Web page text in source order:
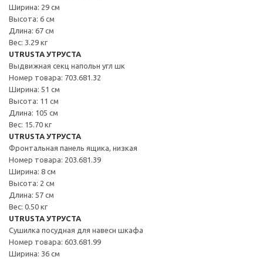
Ширина: 29 см
Высота: 6 см
Длина: 67 см
Вес: 3.29 кг
UTRUSTA УТРУСТА
Выдвижная секц напольн угл шк
Номер товара: 703.681.32
Ширина: 51 см
Высота: 11 см
Длина: 105 см
Вес: 15.70 кг
UTRUSTA УТРУСТА
Фронтальная панель ящика, низкая
Номер товара: 203.681.39
Ширина: 8 см
Высота: 2 см
Длина: 57 см
Вес: 0.50 кг
UTRUSTA УТРУСТА
Сушилка посудная для навесн шкафа
Номер товара: 603.681.99
Ширина: 36 см